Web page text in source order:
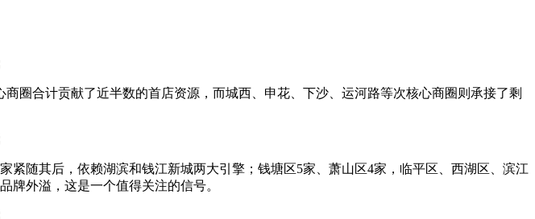
商圈合计贡献了近半数的首店资源，而城西、申花、下沙、运河路等次核心商圈则承接了剩
紧随其后，依赖湖滨和钱江新城两大引擎；钱塘区5家、萧山区4家，临平区、西湖区、滨江
牌外溢，这是一个值得关注的信号。